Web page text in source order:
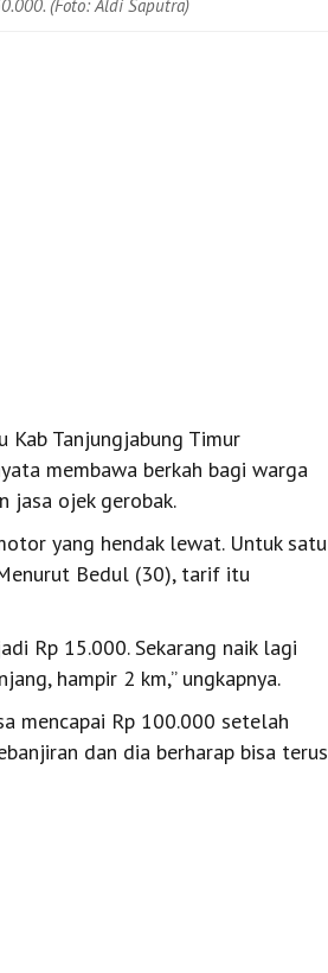
(Foto: Aldi Saputra)
Kab Tanjungjabung Timur
membawa berkah bagi warga
jasa ojek gerobak.
yang hendak lewat. Untuk satu
Bedul (30), tarif itu
Rp 15.000. Sekarang naik lagi
hampir 2 km,’’ ungkapnya.
mencapai Rp 100.000 setelah
dan dia berharap bisa terus